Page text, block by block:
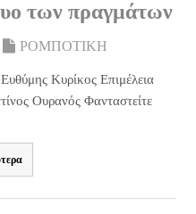
των πραγμάτων
ΡΟΜΠΟΤΙΚΗ
Κυρίκος Επιμέλεια
Ουρανός Φανταστείτε